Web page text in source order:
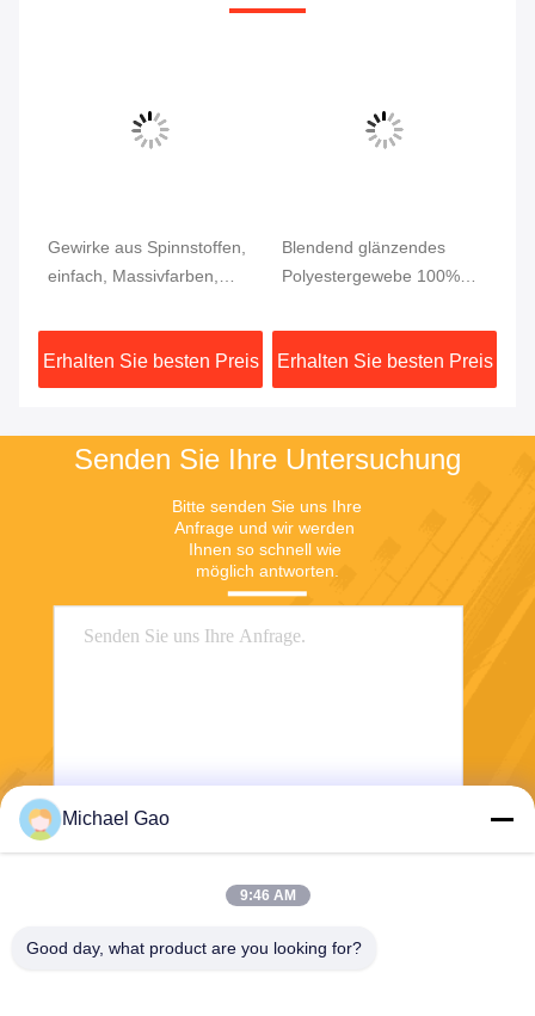
Gewirke aus Spinnstoffen,
einfach, Massivfarben,
INTERLOCK Spinnstoffen
für Bekleidung
Erhalten Sie besten Preis
Blendend glänzendes
Polyestergewebe 100%
Strickgewebe Blendend
Strickgewebe für
Bekleidung
Erhalten Sie besten Preis
Senden Sie Ihre Untersuchung
Bitte senden Sie uns Ihre
Anfrage und wir werden
Ihnen so schnell wie
möglich antworten.
Senden Sie
Michael Gao
9:46 AM
Good day, what product are you looking for?